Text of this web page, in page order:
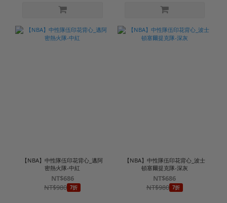
【NBA】中性隊伍印花背心_邁阿
密熱火隊-中紅
NT$686
NT$980 7折
【NBA】中性隊伍印花背心_波士
頓塞爾提克隊-深灰
NT$686
NT$980 7折